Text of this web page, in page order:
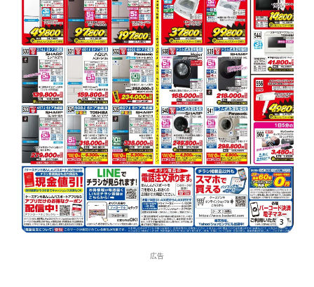
3
広告